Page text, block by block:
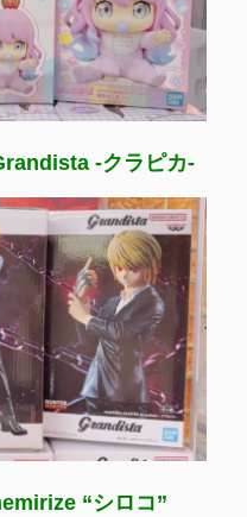
-クラピカ-
“シロコ”